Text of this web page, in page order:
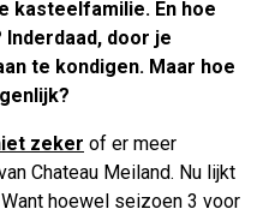
kasteelfamilie. En hoe
Inderdaad, door je
te kondigen. Maar hoe
zeker of er meer
Chateau Meiland. Nu lijkt
hoewel seizoen 3 voor